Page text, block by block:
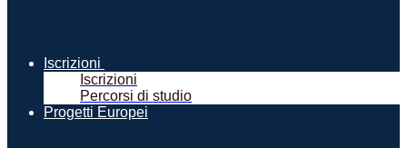
Iscrizioni
Iscrizioni
Percorsi di studio
Progetti Europei